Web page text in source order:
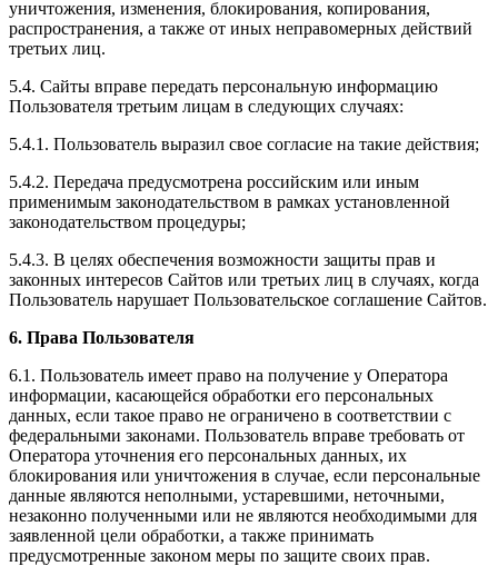
уничтожения, изменения, блокирования, копирования,
распространения, а также от иных неправомерных действий
третьих лиц.
5.4. Сайты вправе передать персональную информацию
Пользователя третьим лицам в следующих случаях:
5.4.1. Пользователь выразил свое согласие на такие действия;
5.4.2. Передача предусмотрена российским или иным
применимым законодательством в рамках установленной
законодательством процедуры;
5.4.3. В целях обеспечения возможности защиты прав и
законных интересов Сайтов или третьих лиц в случаях, когда
Пользователь нарушает Пользовательское соглашение Сайтов.
6. Права Пользователя
6.1. Пользователь имеет право на получение у Оператора
информации, касающейся обработки его персональных
данных, если такое право не ограничено в соответствии с
федеральными законами. Пользователь вправе требовать от
Оператора уточнения его персональных данных, их
блокирования или уничтожения в случае, если персональные
данные являются неполными, устаревшими, неточными,
незаконно полученными или не являются необходимыми для
заявленной цели обработки, а также принимать
предусмотренные законом меры по защите своих прав.